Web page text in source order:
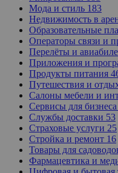
Мода и стиль 183
Недвижимость в
Образовательные
Операторы связи и
Перелёты и
Приложения и
Продукты питания
Путешествия и
Салоны мебели и
Сервисы для бизнеса
Службы доставки 53
Страховые услуги 25
Стройка и ремонт 16
Товары для
Фармацевтика и